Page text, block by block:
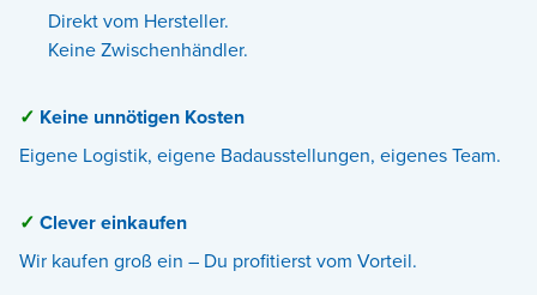
Direkt vom Hersteller.
Keine Zwischenhändler.
✓ Keine unnötigen Kosten
Eigene Logistik, eigene Badausstellungen, eigenes Team.
✓ Clever einkaufen
Wir kaufen groß ein – Du profitierst vom Vorteil.